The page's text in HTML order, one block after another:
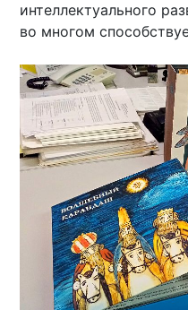
интеллектуального
во многом